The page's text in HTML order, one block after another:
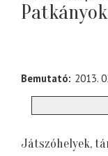
Patkányok
Bemutató 2013.
Játszóhelyek,